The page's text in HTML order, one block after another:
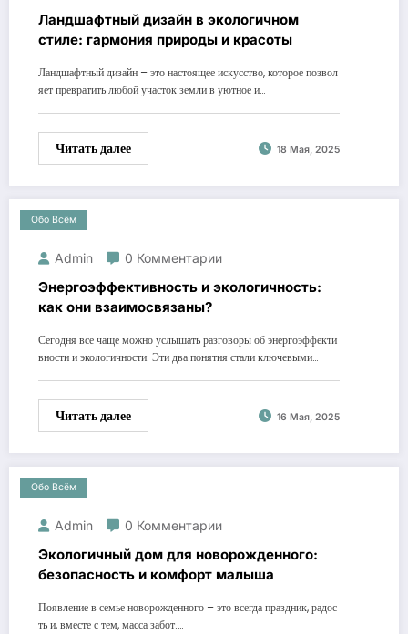
Ландшафтный дизайн в экологичном
стиле: гармония природы и красоты
Ландшафтный дизайн – это настоящее искусство, которое позвол
яет превратить любой участок земли в уютное и…
Читать далее 18 Мая, 2025
Обо Всём
Admin 0 Комментарии
Энергоэффективность и экологичность:
как они взаимосвязаны?
Сегодня все чаще можно услышать разговоры об энергоэффекти
вности и экологичности. Эти два понятия стали ключевыми…
Читать далее 16 Мая, 2025
Обо Всём
Admin 0 Комментарии
Экологичный дом для новорожденного:
безопасность и комфорт малыша
Появление в семье новорожденного – это всегда праздник, радос
ть и, вместе с тем, масса забот.…